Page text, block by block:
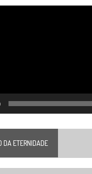
DA ETERNIDADE